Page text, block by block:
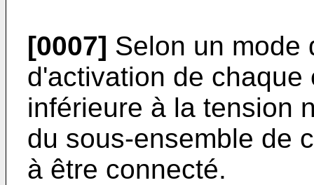
[0007] Selon un mode
d'activation de
inférieure à la tension
du sous-ensemble de
à être connecté.